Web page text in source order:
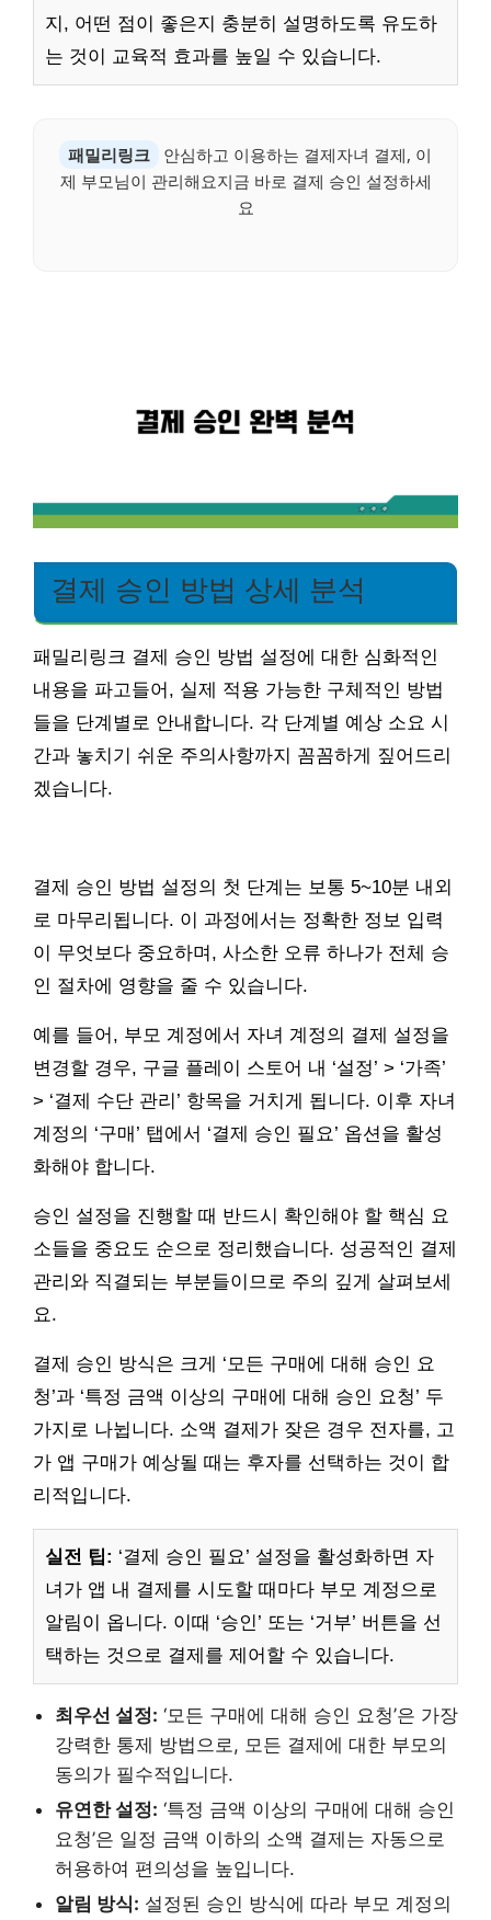
지, 어떤 점이 좋은지 충분히 설명하도록 유도하
는 것이 교육적 효과를 높일 수 있습니다.
패밀리링크
안심하고 이용하는 결제자녀 결제, 이
제 부모님이 관리해요지금 바로 결제 승인 설정하세
요
결제 승인 방법 상세 분석
패밀리링크 결제 승인 방법 설정에 대한 심화적인
내용을 파고들어, 실제 적용 가능한 구체적인 방법
들을 단계별로 안내합니다. 각 단계별 예상 소요 시
간과 놓치기 쉬운 주의사항까지 꼼꼼하게 짚어드리
겠습니다.
결제 승인 방법 설정의 첫 단계는 보통 5~10분 내외
로 마무리됩니다. 이 과정에서는 정확한 정보 입력
이 무엇보다 중요하며, 사소한 오류 하나가 전체 승
인 절차에 영향을 줄 수 있습니다.
예를 들어, 부모 계정에서 자녀 계정의 결제 설정을
변경할 경우, 구글 플레이 스토어 내 ‘설정’ > ‘가족’
> ‘결제 수단 관리’ 항목을 거치게 됩니다. 이후 자녀
계정의 ‘구매’ 탭에서 ‘결제 승인 필요’ 옵션을 활성
화해야 합니다.
승인 설정을 진행할 때 반드시 확인해야 할 핵심 요
소들을 중요도 순으로 정리했습니다. 성공적인 결제
관리와 직결되는 부분들이므로 주의 깊게 살펴보세
요.
결제 승인 방식은 크게 ‘모든 구매에 대해 승인 요
청’과 ‘특정 금액 이상의 구매에 대해 승인 요청’ 두
가지로 나뉩니다. 소액 결제가 잦은 경우 전자를, 고
가 앱 구매가 예상될 때는 후자를 선택하는 것이 합
리적입니다.
실전 팁: ‘결제 승인 필요’ 설정을 활성화하면 자
녀가 앱 내 결제를 시도할 때마다 부모 계정으로
알림이 옵니다. 이때 ‘승인’ 또는 ‘거부’ 버튼을 선
택하는 것으로 결제를 제어할 수 있습니다.
최우선 설정: ‘모든 구매에 대해 승인 요청’은 가장
강력한 통제 방법으로, 모든 결제에 대한 부모의
동의가 필수적입니다.
유연한 설정: ‘특정 금액 이상의 구매에 대해 승인
요청’은 일정 금액 이하의 소액 결제는 자동으로
허용하여 편의성을 높입니다.
알림 방식: 설정된 승인 방식에 따라 부모 계정의